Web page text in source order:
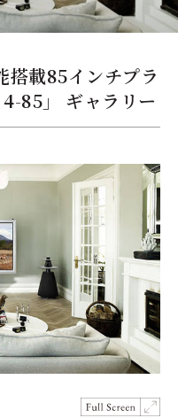
載85インチプラ
85」 ギャラリー